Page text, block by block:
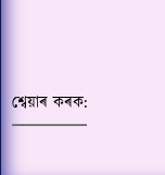
শ্বেয়াৰ কৰক: